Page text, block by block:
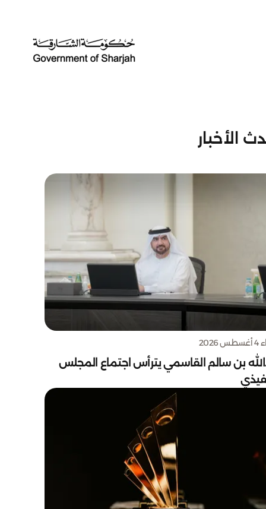
الأخبار
2026
بن سالم القاسمي يترأس اجتماع المجلس